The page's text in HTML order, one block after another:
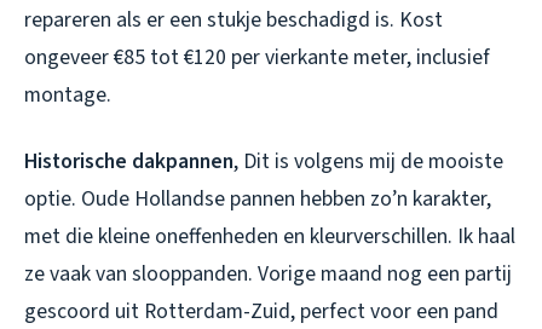
repareren als er een stukje beschadigd is. Kost
ongeveer €85 tot €120 per vierkante meter, inclusief
montage.
Historische dakpannen, Dit is volgens mij de mooiste
optie. Oude Hollandse pannen hebben zo’n karakter,
met die kleine oneffenheden en kleurverschillen. Ik haal
ze vaak van slooppanden. Vorige maand nog een partij
gescoord uit Rotterdam-Zuid, perfect voor een pand